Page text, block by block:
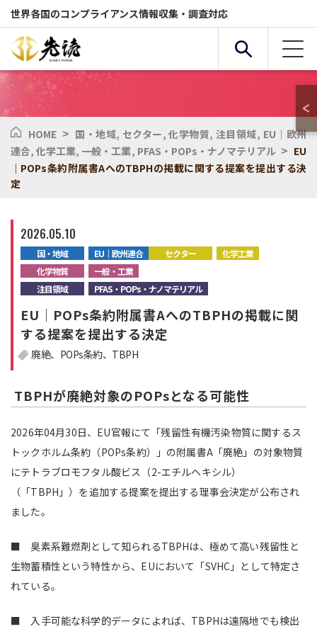
世界各国のコンプライアンス情報収集・調査対応
複合条件検索
全般
化学物質 環境
新領域
HOME > 国・地域, セクター,化学物質, 注目領域, EU｜欧州
連合,化学工業, 一般・工業, PFAS・POPs・ナノマテリアル > EU
｜POPs条約附属書AへのTBPHの掲載に関する提案を提出する決
定
2026.05.10
国・地域 EU｜欧州連合 セクター
化学工業
化学物質
一般・工業
注目領域
PFAS・POPs・ナノマテリアル
EU｜POPs条約附属書AへのTBPHの掲載に関
する提案を提出する決定
廃絶 POPs条約 TBPH
TBPHが廃絶対象のPOPsとなる可能性
2026年04月30日、EU官報にて「残留性有機汚染物質に関するス
トックホルム条約（POPs条約）」の附属書A「廃絶」の対象物質
にテトラブロモフタル酸ビス（2-エチルヘキシル）
（「TBPH」）を追加する提案を提出する理事会決定が公布され
ました。
■ 臭素系難燃剤として知られるTBPHは、極めて高い残留性と
生物蓄積性という特性から、EUにおいて「SVHC」として特定さ
れている。
■ 入手可能な科学的データによれば、TBPHは遠隔地でも検出